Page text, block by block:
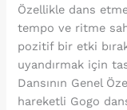
Özellikle dans
tempo ve ritme
pozitif bir etki
uyandırmak için
Dansının Genel
hareketli Gogo